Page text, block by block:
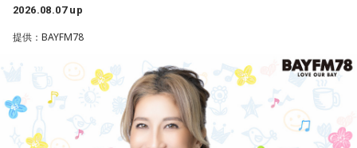
水谷「素晴らしい」
変わると思うのよ」
水谷
「そうですね。デザインとかも、ちょっと若々しくなっ
たりとかね」
僚経験者の一人は「アメリカが消費税の減税や歳出増にどれ
ほど注文をつけるのか見極める必要がある」このように強調
したといいます。消費税減税が日米関係の新たな火種に浮上
という。アメリカの政府高官が言ったということなんです
が、これ、会田さんはどう捉えていらっしゃいますか？」
会田「ベッセント財務長官のインタビューと、この誰だかよ
2026.08.07 up
提供：BAYFM78